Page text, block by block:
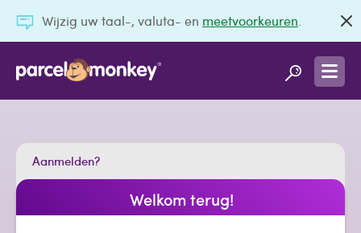
Wijzig uw taal-, valuta- en meetvoorkeuren
Aanmelden?
Welkom terug!